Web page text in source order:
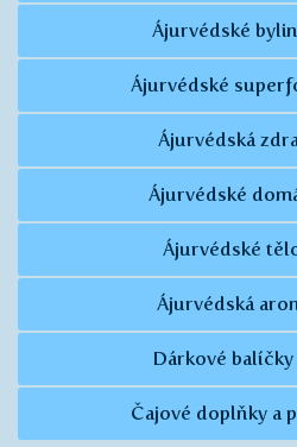
Ájurvédské
Ájurvédské
Ájurvédská
Ájurvédské
Ájurvédské
Ájurvédská
Dárkové
Čajové doplňky a